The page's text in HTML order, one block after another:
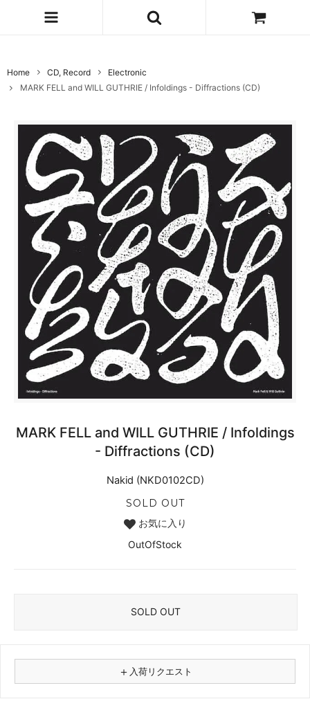
Home CD, Record
Electronic
MARK FELL and WILL GUTHRIE / Infoldings - Diffractions (CD)
MARK FELL and WILL GUTHRIE / Infoldings
- Diffractions (CD)
Nakid (NKD0102CD)
SOLD OUT
お気に入り
OutOfStock
SOLD OUT
＋ 入荷リクエスト